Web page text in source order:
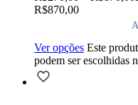
R$870,00
Ver opções Este
podem ser escolhidas